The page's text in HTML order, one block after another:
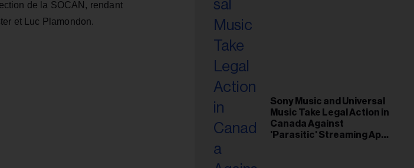
de la SOCAN, rendant
et Luc Plamondon.
Sony Music and Universal
Music Take Legal Action in
Canada Against
'Parasitic' Streaming App